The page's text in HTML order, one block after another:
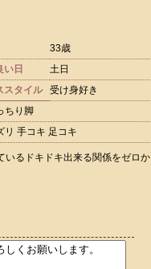
33歳
い日
土日
スタイル
受け身好き
ちり脚
リ 手コキ 足コキ
いるドキドキ出来る関係をゼロか